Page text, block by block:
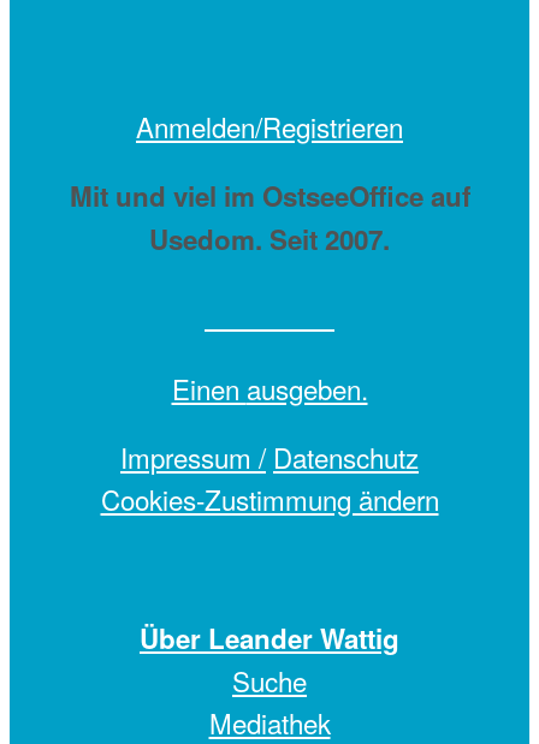
Anmelden/Registrieren
Mit und viel im OstseeOffice auf
Usedom. Seit 2007.
Einen ausgeben.
Impressum / Datenschutz
Cookies-Zustimmung ändern
Über Leander Wattig
Suche
Mediathek